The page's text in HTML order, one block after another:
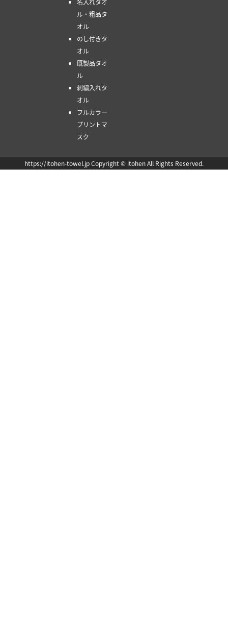
名入れタオ
ル・粗品タ
オル
のし付きタ
オル
既製品タオ
ル
刺繍入れタ
オル
フルカラー
プリントマ
スク
https://itohen-towel.jp Copyright © itohen All Rights Reserved.